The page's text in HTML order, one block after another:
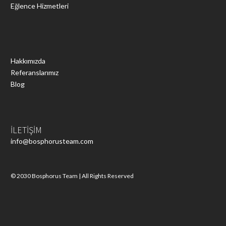
Eğlence Hizmetleri
Hakkımızda
Referanslarımız
Blog
İLETİŞİM
info@bosphorusteam.com
© 2030 Bosphorus Team | All Rights Reserved